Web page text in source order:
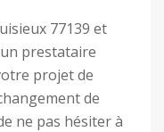
77139 et
prestataire
projet de
de
ne pas hésiter à